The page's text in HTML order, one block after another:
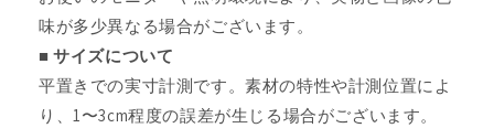
味が多少異なる場合がございます。
■ サイズについて
平置きでの実寸計測です。素材の特性や計測位置によ
り、1〜3cm程度の誤差が生じる場合がございます。